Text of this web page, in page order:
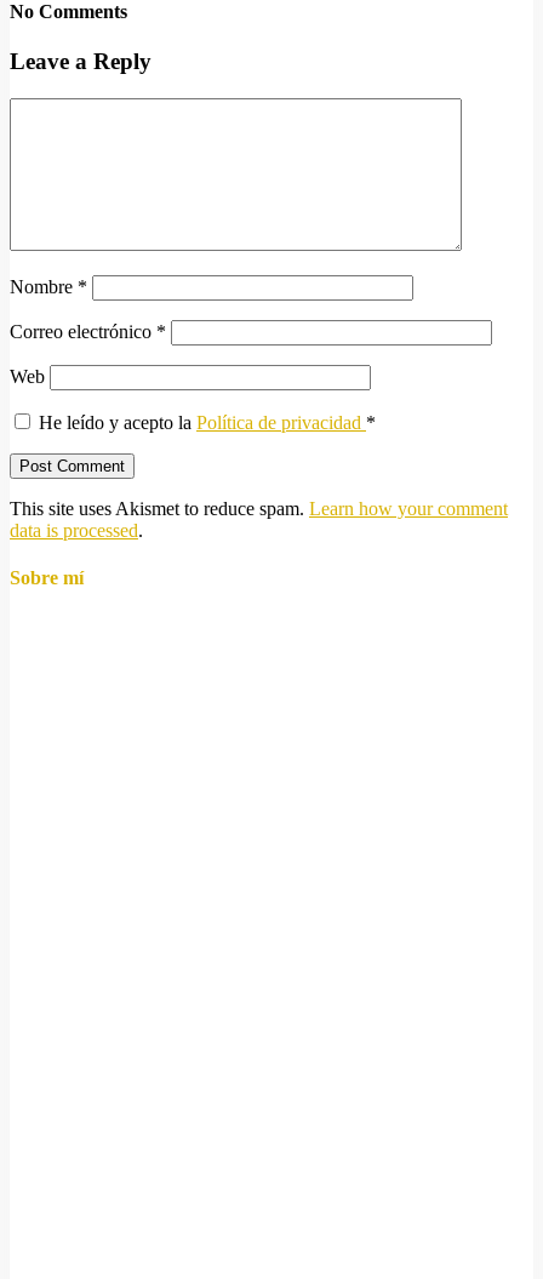
No Comments
Leave a Reply
Nombre *
Correo electrónico *
Web
He leído y acepto la Política de privacidad *
This site uses Akismet to reduce spam. Learn how your comment
data is processed.
Sobre mí